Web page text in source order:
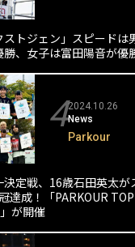
ストジェン」スピード
、女子は富田陽音が優
42024.10.26
News
Parkour
定戦、16歳石田英太が
達成！「PARKOUR
が開催